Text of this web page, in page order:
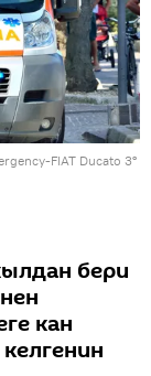
FIAT Ducato 3°
бери
кан